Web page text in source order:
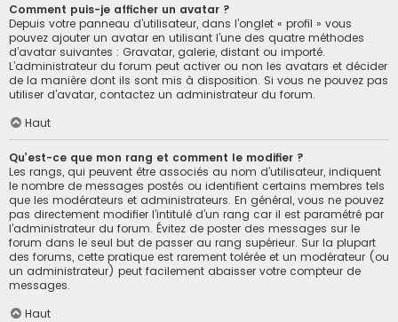
Comment puis-je afficher un avatar ?
Depuis votre panneau d’utilisateur, dans l’onglet « profil » vous
pouvez ajouter un avatar en utilisant l’une des quatre méthodes
d’avatar suivantes : Gravatar, galerie, distant ou importé.
L’administrateur du forum peut activer ou non les avatars et décider
de la manière dont ils sont mis à disposition. Si vous ne pouvez pas
utiliser d’avatar, contactez un administrateur du forum.
Haut
Qu’est-ce que mon rang et comment le modifier ?
Les rangs, qui peuvent être associés au nom d’utilisateur, indiquent
le nombre de messages postés ou identifient certains membres tels
que les modérateurs et administrateurs. En général, vous ne pouvez
pas directement modifier l’intitulé d’un rang car il est paramétré par
l’administrateur du forum. Évitez de poster des messages sur le
forum dans le seul but de passer au rang supérieur. Sur la plupart
des forums, cette pratique est rarement tolérée et un modérateur (ou
un administrateur) peut facilement abaisser votre compteur de
messages.
Haut